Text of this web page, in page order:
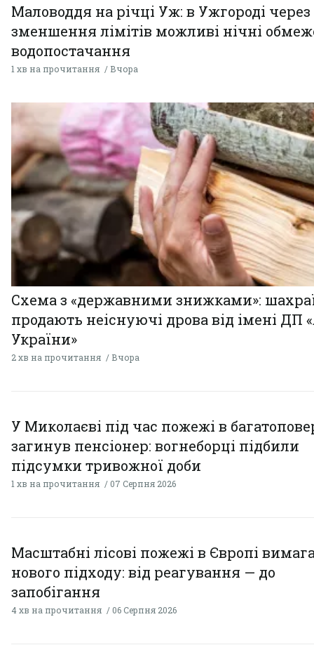
Маловоддя на річці Уж: в Ужгороді через
зменшення лімітів можливі нічні
водопостачання
1 хв на прочитання Вчора
Схема з «державними знижками»:
продають неіснуючі дрова від імені ДП
України»
2 хв на прочитання Вчора
У Миколаєві під час пожежі в
загинув пенсіонер: вогнеборці підбили
підсумки тривожної доби
1 хв на прочитання 07 Серпня 2026
Масштабні лісові пожежі в Європі
нового підходу: від реагування — до
запобігання
4 хв на прочитання 06 Серпня 2026